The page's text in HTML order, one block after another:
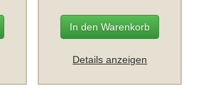
In den Warenkorb
Details anzeigen